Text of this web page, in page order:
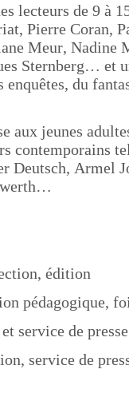
lecteurs de 9 à
Pierre Coran,
Meur, Nadine
Sternberg… et
du
aux jeunes
contemporains
Deutsch, Armel
édition
pédagogique,
service de
service de